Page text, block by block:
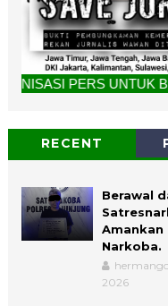
UNTUK BERSATU.
RECENT
Berawal
Amankan
Narkoba.
2026